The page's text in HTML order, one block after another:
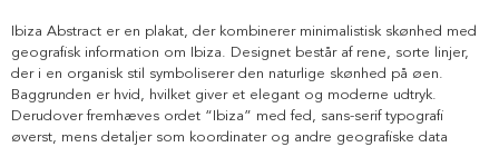
Ibiza Abstract er en plakat, der kombinerer minimalistisk skønhed med
geografisk information om Ibiza. Designet består af rene, sorte linjer,
der i en organisk stil symboliserer den naturlige skønhed på øen.
Baggrunden er hvid, hvilket giver et elegant og moderne udtryk.
Derudover fremhæves ordet “Ibiza” med fed, sans-serif typografi
øverst, mens detaljer som koordinater og andre geografiske data